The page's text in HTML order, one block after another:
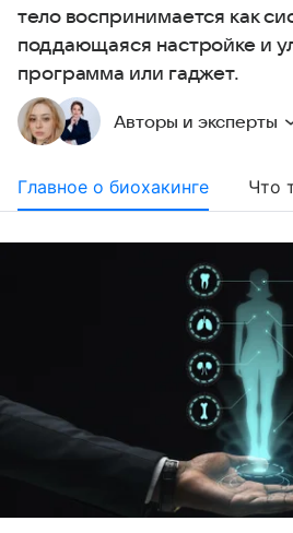
тело воспринимается как
поддающаяся настройке и
программа или гаджет.
Авторы и эксперты
Главное о биохакинге Что